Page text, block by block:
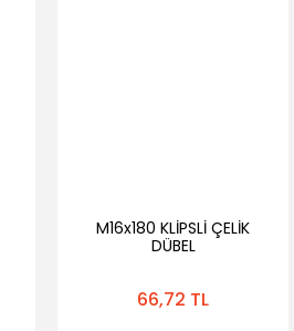
M16x180 KLİPSLİ ÇELİK
DÜBEL
66,72 TL